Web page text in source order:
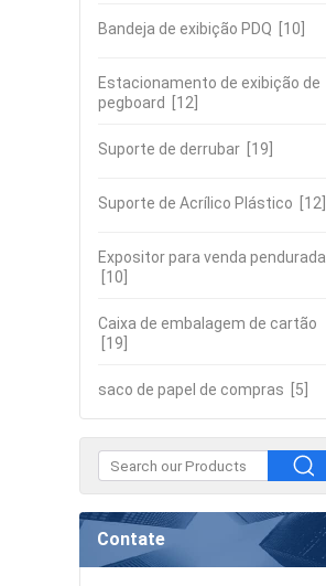
Bandeja de exibição PDQ [10]
Estacionamento de exibição de
pegboard
[12]
Suporte de derrubar [19]
Suporte de Acrílico Plástico [12]
Expositor para venda pendurada
[10]
Caixa de embalagem de cartão
[19]
saco de papel de compras [5]
Contate